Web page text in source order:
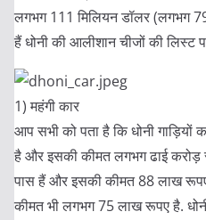
लगभग 111 मिलियन डॉलर (लगभग
हैं धोनी की आलीशान चीजों की लिस्ट
1) महंगी कार
आप सभी को पता है कि धोनी
है और इसकी कीमत लगभग ढाई
पास हैं और इसकी कीमत 88 लाख रूपए
कीमत भी लगभग 75 लाख रूपए है.